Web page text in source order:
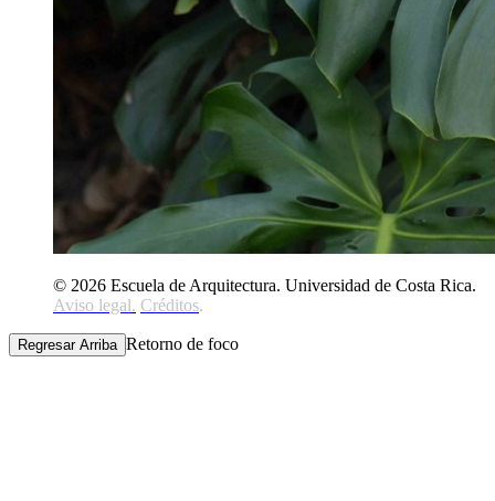
© 2026 Escuela de Arquitectura. Universidad de Costa Rica.
Aviso legal. Créditos.
Regresar Arriba Retorno de foco